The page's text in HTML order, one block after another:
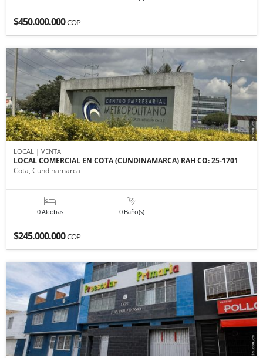
$450.000.000COP
LOCAL | VENTA
LOCAL COMERCIAL EN COTA (CUNDINAMARCA) RAH CO: 25-1701
Cota, Cundinamarca
0 Alcobas 0 Baño(s)
$245.000.000COP